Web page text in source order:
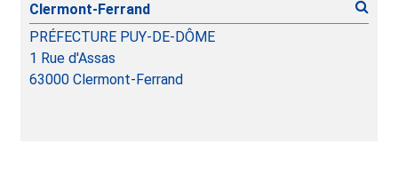
Clermont-Ferrand
PRÉFECTURE PUY-DE-DÔME
1 Rue d'Assas
63000 Clermont-Ferrand